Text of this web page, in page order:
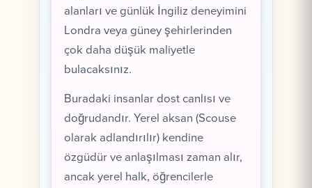
alanları ve günlük İngiliz deneyimini
Londra veya güney şehirlerinden
çok daha düşük maliyetle
bulacaksınız.
Buradaki insanlar dost canlısı ve
doğrudandır. Yerel aksan (Scouse
olarak adlandırılır) kendine
özgüdür ve anlaşılması zaman alır,
ancak yerel halk, öğrencilerle